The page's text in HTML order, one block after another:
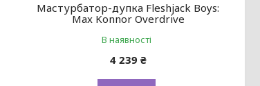
Мастурбатор-дупка Fleshjack Boys:
Max Konnor Overdrive
В наявності
4 239 ₴